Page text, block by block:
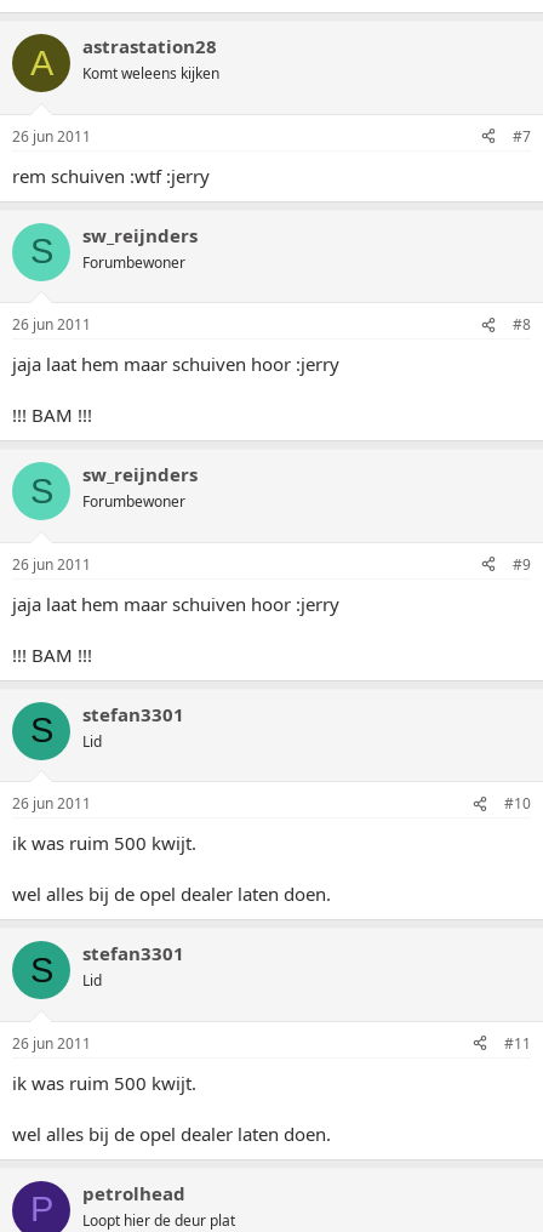
A astrastation28
Komt weleens kijken
26 jun 2011 #7
rem schuiven :wtf :jerry
S sw_reijnders
Forumbewoner
26 jun 2011 #8
jaja laat hem maar schuiven hoor :jerry
!!! BAM !!!
S sw_reijnders
Forumbewoner
26 jun 2011 #9
jaja laat hem maar schuiven hoor :jerry
!!! BAM !!!
S stefan3301
Lid
26 jun 2011 #10
ik was ruim 500 kwijt.
wel alles bij de opel dealer laten doen.
S stefan3301
Lid
26 jun 2011 #11
ik was ruim 500 kwijt.
wel alles bij de opel dealer laten doen.
P petrolhead
Loopt hier de deur plat